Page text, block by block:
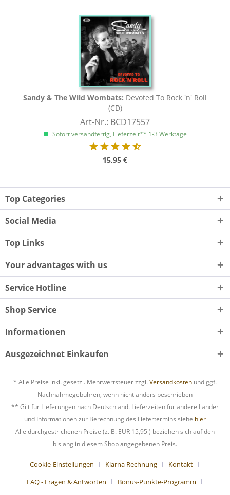
Sandy & The Wild Wombats: Devoted To Rock 'n' Roll
(CD)
Art-Nr.: BCD17557
Sofort versandfertig, Lieferzeit** 1-3 Werktage
15,95 €
Top Categories
Social Media
Top Links
Your advantages with us
Service Hotline
Shop Service
Informationen
Ausgezeichnet Einkaufen
* Alle Preise inkl. gesetzl. Mehrwertsteuer zzgl. Versandkosten und ggf.
Nachnahmegebühren, wenn nicht anders beschrieben
** Gilt für Lieferungen nach Deutschland. Lieferzeiten für andere Länder
und Informationen zur Berechnung des Liefertermins siehe hier
Alle durchgestrichenen Preise (z. B. EUR15,95) beziehen sich auf den
bislang in diesem Shop angegebenen Preis.
Cookie-Einstellungen Klarna Rechnung
Kontakt
FAQ - Fragen & Antworten
Bonus-Punkte-Programm